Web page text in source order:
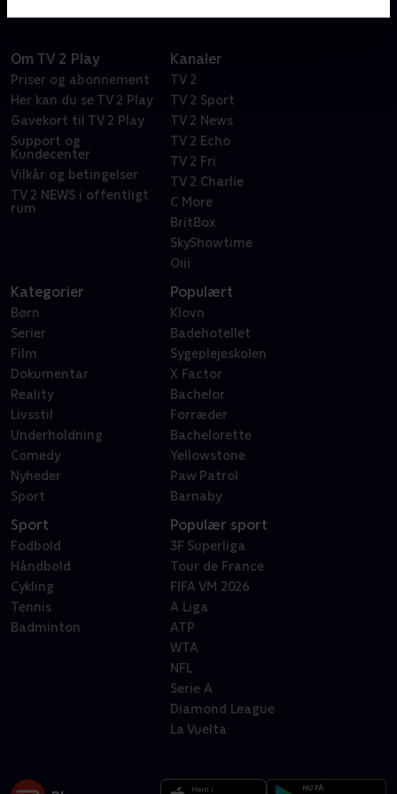
Om TV 2 Play
Priser og abonnement
Her kan du se TV 2 Play
Gavekort til TV 2 Play
Support og
Kundecenter
Vilkår og betingelser
TV 2 NEWS i offentligt
rum
Kanaler
TV 2
TV 2 Sport
TV 2 News
TV 2 Echo
TV 2 Fri
TV 2 Charlie
C More
BritBox
SkyShowtime
Oiii
Kategorier
Børn
Serier
Film
Dokumentar
Reality
Livsstil
Underholdning
Comedy
Nyheder
Sport
Populært
Klovn
Badehotellet
Sygeplejeskolen
X Factor
Bachelor
Forræder
Bachelorette
Yellowstone
Paw Patrol
Barnaby
Sport
Fodbold
Håndbold
Cykling
Tennis
Badminton
Populær sport
3F Superliga
Tour de France
FIFA VM 2026
A Liga
ATP
WTA
NFL
Serie A
Diamond League
La Vuelta